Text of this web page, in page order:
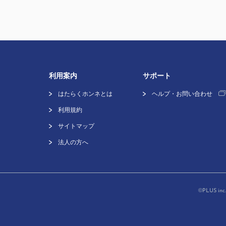
利用案内
はたらくホンネとは
利用規約
サイトマップ
法人の方へ
サポート
ヘルプ・お問い合わせ
©PLUS inc.